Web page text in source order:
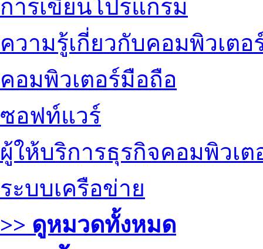
การเขียนโปรแกรม
ความรู้เกี่ยวกับคอมพิวเตอ
คอมพิวเตอร์มือถือ
ซอฟท์แวร์
ผู้ให้บริการธุรกิจคอมพิวเต
ระบบเครือข่าย
>> ดูหมวดทั้งหมด